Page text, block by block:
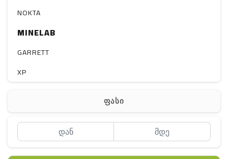
NOKTA
MINELAB
GARRETT
XP
QYT
ფასი